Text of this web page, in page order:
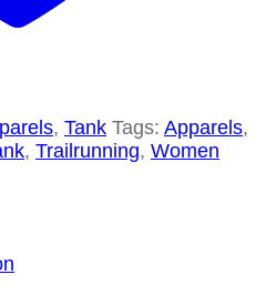
, Tank Tags: Apparels,
, Trailrunning, Women